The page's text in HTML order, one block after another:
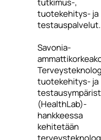
tuotekehitys- ja
testauspalvelut.
Savonia-
tuotekehitys- ja
(HealthLab)-
hankkeessa
kehitetään